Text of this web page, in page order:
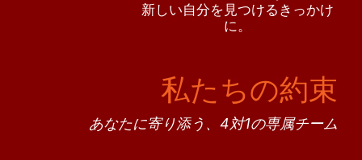
新しい自分を見つけるきっかけ
に。
私たちの約束
あなたに寄り添う、4対1の専属チーム